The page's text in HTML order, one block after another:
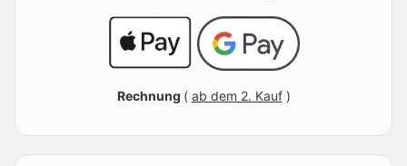
Rechnung ( ab dem 2. Kauf)